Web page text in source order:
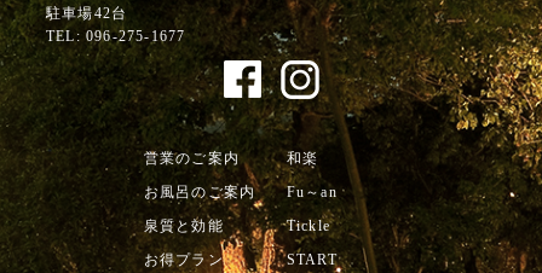
駐車場42台
TEL: 096-275-1677
営業のご案内
お風呂のご案内
泉質と効能
お得プラン
和楽
Fu～an
Tickle
START